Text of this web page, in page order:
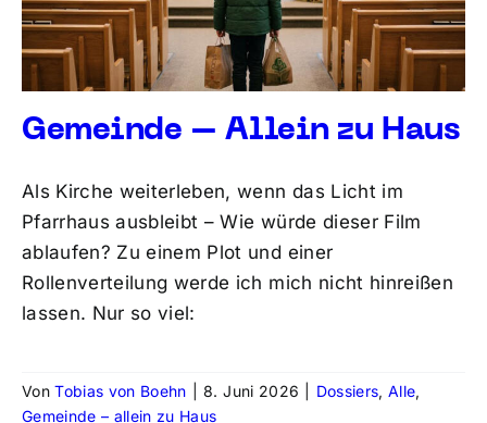
Gemeinde – Allein zu Haus
Als Kirche weiterleben, wenn das Licht im
Pfarrhaus ausbleibt – Wie würde dieser Film
ablaufen? Zu einem Plot und einer
Rollenverteilung werde ich mich nicht hinreißen
lassen. Nur so viel:
VonTobias von Boehn 8. Juni 2026 Dossiers,Alle,
Gemeinde – allein zu Haus